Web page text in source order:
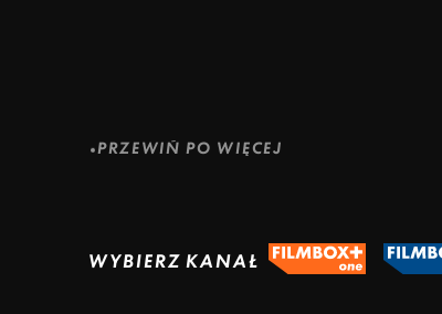
PRZEWIŃ PO WIĘCEJ
WYBIERZ KANAŁ